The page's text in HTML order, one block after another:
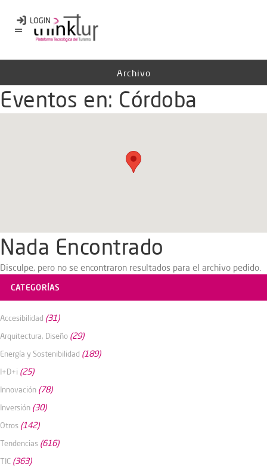
Archivo
Eventos en: Córdoba
Nada Encontrado
Disculpe, pero no se encontraron resultados para el archivo pedido.
CATEGORÍAS
Accesibilidad (31)
Arquitectura, Diseño (29)
Energía y Sostenibilidad (189)
I+D+i (25)
Innovación (78)
Inversión (30)
Otros (142)
Tendencias (616)
TIC (363)